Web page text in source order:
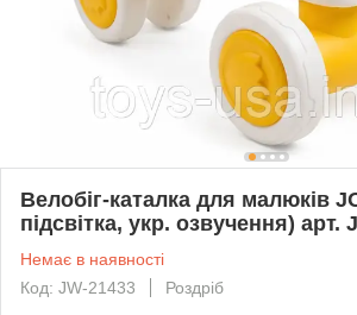
Велобіг-каталка для малюків
підсвітка, укр. озвучення) арт.
Немає в наявності
Код: JW-21433
Роздріб